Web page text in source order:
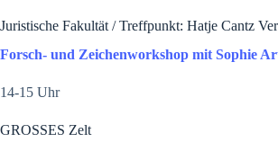
Juristische Fakultät / Treffpunkt: Hatje Cantz
Forsch- und Zeichenworkshop mit Sophie
14-15 Uhr
GROSSES Zelt